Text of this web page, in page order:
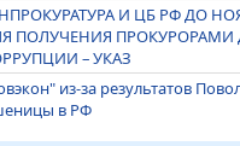
И ЦБ РФ ДО
ПОЛУЧЕНИЯ ПРОКУРОРАМИ
– УКАЗ
из-за результатов
в РФ